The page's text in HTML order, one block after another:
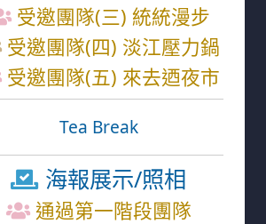
受邀團隊(三) 統統漫步
受邀團隊(四) 淡江壓力鍋
受邀團隊(五) 來去迺夜市
Tea Break
海報展示/照相
通過第一階段團隊